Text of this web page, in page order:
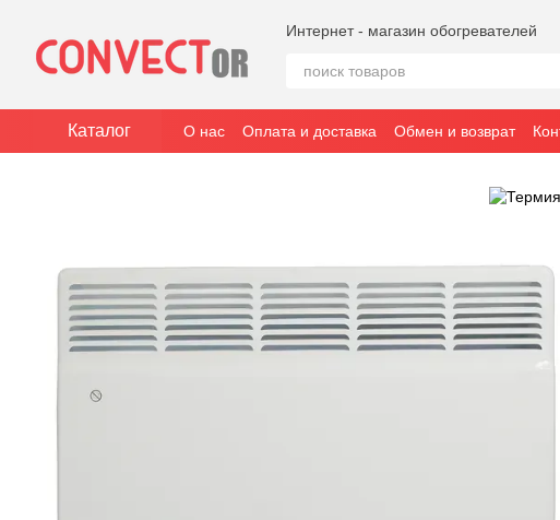
Интернет - магазин обогревателей
Каталог О нас Оплата и доставка Обмен и возврат